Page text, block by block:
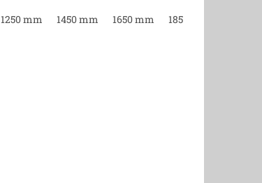
1000 mm 1100 mm 1200 mm
1250 mm
1450 mm 1650 mm 1850 mm